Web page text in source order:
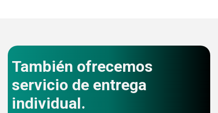
También ofrecemos
servicio de entrega
individual.